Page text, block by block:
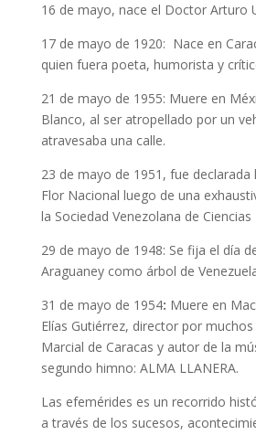
16 de mayo, nace el Doctor Arturo
17 de mayo de 1920: Nace en
quien fuera poeta, humorista y
21 de mayo de 1955: Muere en
Blanco, al ser atropellado por un
atravesaba una calle.
23 de mayo de 1951, fue
Flor Nacional luego de una
la Sociedad Venezolana de
29 de mayo de 1948: Se fija el día
Araguaney como árbol de
31 de mayo de 1954: Muere en
Elías Gutiérrez, director por
Marcial de Caracas y autor de la
segundo himno: ALMA LLANERA.
Las efemérides es un recorrido
a través de los sucesos,